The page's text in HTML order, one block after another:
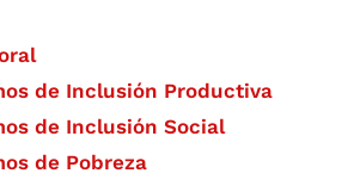
de Inclusión Productiva
de Inclusión Social
de Pobreza